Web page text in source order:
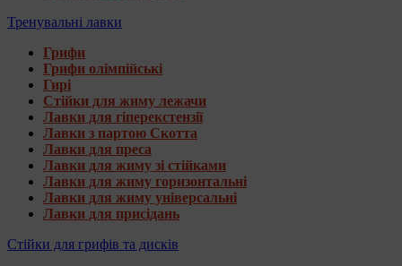
Тренувальні лавки
Грифи
Грифи олімпійські
Гирі
Стійки для жиму лежачи
Лавки для гіперекстензії
Лавки з партою Скотта
Лавки для преса
Лавки для жиму зі стійками
Лавки для жиму горизонтальні
Лавки для жиму універсальні
Лавки для присідань
Стійки для грифів та дисків